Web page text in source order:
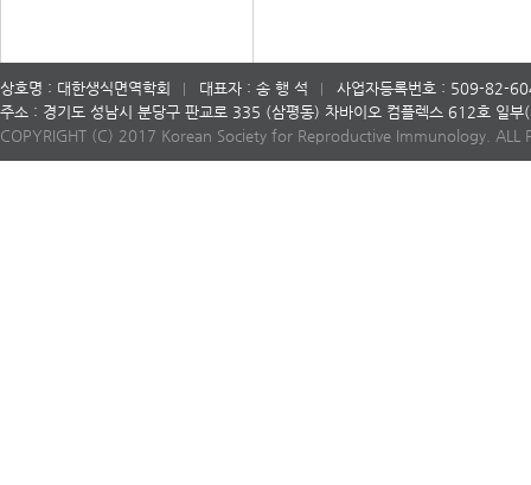
상호명 : 대한생식면역학회 대표자 : 송 행 석
사업자등록번호 : 509-82-
주소 : 경기도 성남시 분당구 판교로 335 (삼평동) 차바이오 컴플렉스 612호 일부
COPYRIGHT (C) 2017 Korean Society for Reproductive Immunology. ALL